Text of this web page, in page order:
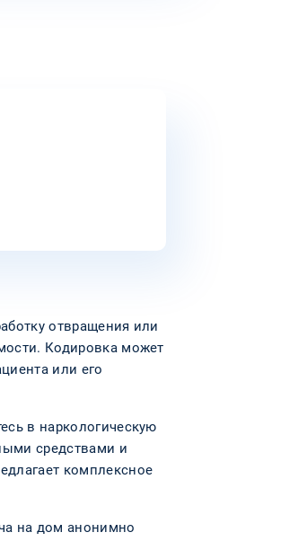
отвращения или
Кодировка может
или его
в наркологическую
средствами и
комплексное
на дом анонимно